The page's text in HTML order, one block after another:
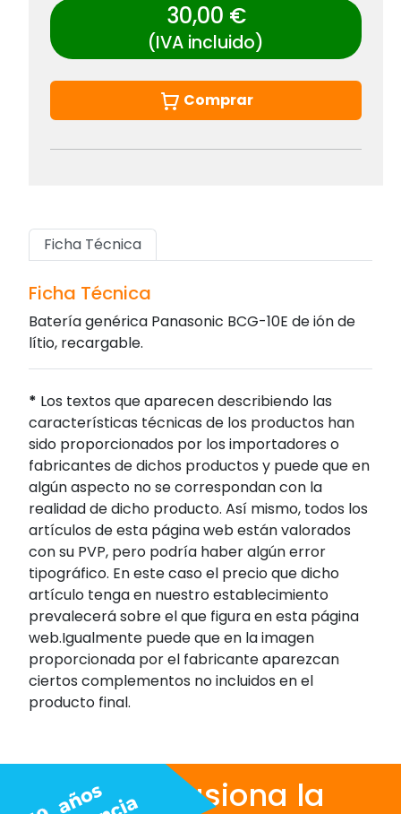
30,00 €
(IVA incluido)
Comprar
Ficha Técnica
Ficha Técnica
Batería genérica Panasonic BCG-10E de ión de
lítio, recargable.
* Los textos que aparecen describiendo las
características técnicas de los productos han
sido proporcionados por los importadores o
fabricantes de dichos productos y puede que en
algún aspecto no se correspondan con la
realidad de dicho producto. Así mismo, todos los
artículos de esta página web están valorados
con su PVP, pero podría haber algún error
tipográfico. En este caso el precio que dicho
artículo tenga en nuestro establecimiento
prevalecerá sobre el que figura en esta página
web.Igualmente puede que en la imagen
proporcionada por el fabricante aparezcan
ciertos complementos no incluidos en el
producto final.
Nos apasiona la